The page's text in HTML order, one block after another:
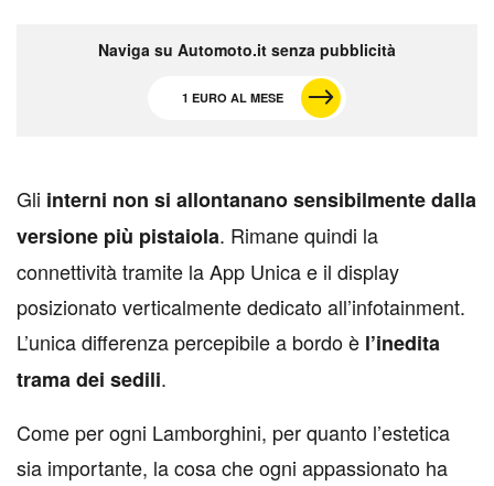
Naviga su Automoto.it senza pubblicità
1 EURO AL MESE
Gli interni non si allontanano sensibilmente dalla
versione più pistaiola. Rimane quindi la
connettività tramite la App Unica e il display
posizionato verticalmente dedicato all’infotainment.
L’unica differenza percepibile a bordo è l’inedita
trama dei sedili.
Come per ogni Lamborghini, per quanto l’estetica
sia importante, la cosa che ogni appassionato ha